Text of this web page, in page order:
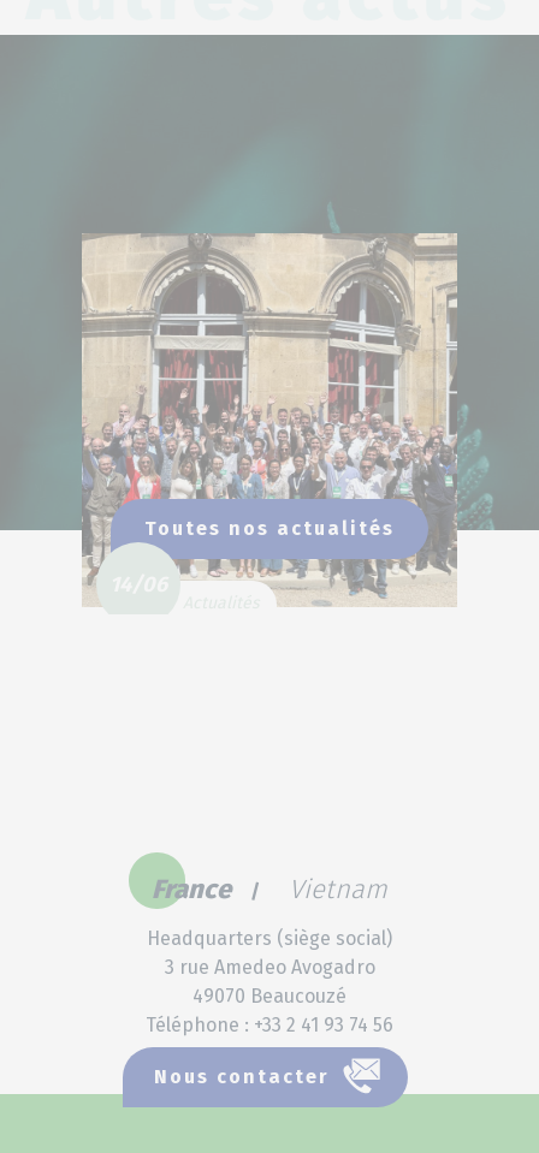
Toutes nos actualités
France Vietnam
Headquarters (siège social)
3 rue Amedeo Avogadro
49070 Beaucouzé
Téléphone : +33 2 41 93 74 56
Nous contacter